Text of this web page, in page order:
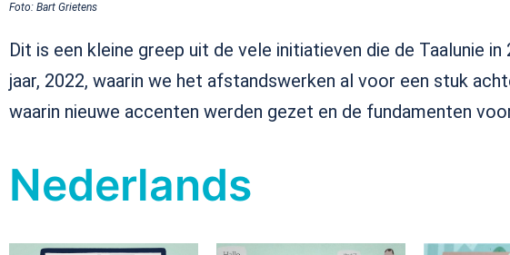
Foto: Bart Grietens
Dit is een kleine greep uit de vele initiatieven die de Taalunie
jaar, 2022, waarin we het afstandswerken al voor een stuk
waarin nieuwe accenten werden gezet en de fundamenten
Nederlands